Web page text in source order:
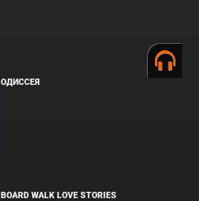
ОДИССЕЯ
BOARD WALK LOVE STORIES